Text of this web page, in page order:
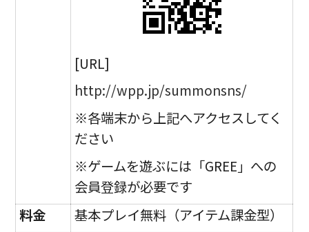
[URL]
http://wpp.jp/summonsns/
※各端末から上記へアクセスしてく
ださい
※ゲームを遊ぶには「GREE」への
会員登録が必要です
料金
基本プレイ無料（アイテム課金型）